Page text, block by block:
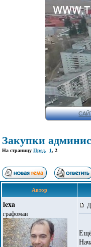
Закупки
На страницу Пред. 1, 2
Автор
lexa
графоман